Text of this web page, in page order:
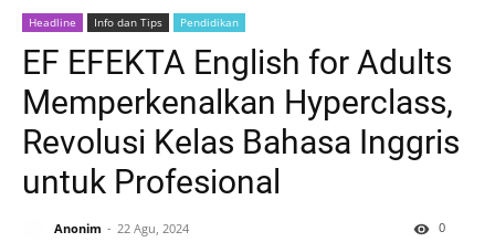
Headline Info dan Tips Pendidikan
EF EFEKTA English for Adults
Memperkenalkan Hyperclass,
Revolusi Kelas Bahasa Inggris
untuk Profesional
Anonim 22 Agu, 2024 0